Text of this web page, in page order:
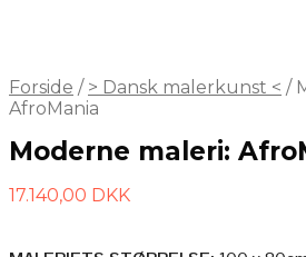
Forside / > Dansk malerkunst < /
AfroMania
Moderne maleri:
17.140,00 DKK